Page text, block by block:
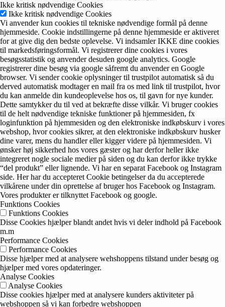
Ikke kritisk nødvendige Cookies
Ikke kritisk nødvendige Cookies
Vi anvender kun cookies til tekniske nødvendige formål på denne
hjemmeside. Cookie indstillingerne på denne hjemmeside er aktiveret
for at give dig den bedste oplevelse. Vi indsamler IKKE dine cookies
til markedsføringsformål. Vi registrerer dine cookies i vores
besøgsstatistik og anvender desuden google analytics. Google
registrerer dine besøg via google såfremt du anvender en Google
browser. Vi sender cookie oplysninger til trustpilot automatisk så du
derved automatisk modtager en mail fra os med link til trustpilot, hvor
du kan anmelde din kundeoplevelse hos os, til gavn for nye kunder.
Dette samtykker du til ved at bekræfte disse vilkår. Vi bruger cookies
til de helt nødvendige tekniske funktioner på hjemmesiden, fx
loginfunktion på hjemmesiden og den elektroniske indkøbskurv i vores
webshop, hvor cookies sikrer, at den elektroniske indkøbskurv husker
dine varer, mens du handler eller kigger videre på hjemmesiden. Vi
ønsker høj sikkerhed hos vores gæster og har derfor heller ikke
integreret nogle sociale medier på siden og du kan derfor ikke trykke
“del produkt” eller lignende. Vi har en separat Facebook og Instagram
side. Her har du accepteret Cookie betingelser da du accepterede
vilkårene under din oprettelse af bruger hos Facebook og Instagram.
Vores produkter er tilknyttet Facebook og google.
Funktions Cookies
Funktions Cookies
Disse Cookies hjælper blandt andet hvis vi deler indhold på Facebook
m.m
Performance Cookies
Performance Cookies
Disse hjælper med at analysere wehshoppens tilstand under besøg og
hjælper med vores opdateringer.
Analyse Cookies
Analyse Cookies
Disse cookies hjælper med at analysere kunders aktiviteter på
webshoppen så vi kan forbedre webshoppen